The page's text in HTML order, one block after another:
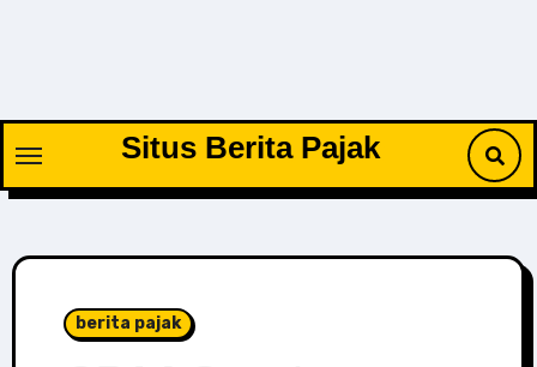
Situs Berita Pajak
berita pajak